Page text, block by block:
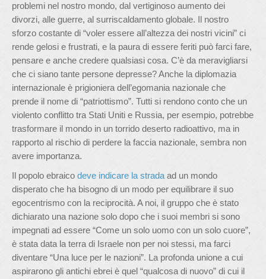
problemi nel nostro mondo, dal vertiginoso aumento dei
divorzi, alle guerre, al surriscaldamento globale. Il nostro
sforzo costante di “voler essere all’altezza dei nostri vicini” ci
rende gelosi e frustrati, e la paura di essere feriti può farci fare,
pensare e anche credere qualsiasi cosa. C’è da meravigliarsi
che ci siano tante persone depresse? Anche la diplomazia
internazionale è prigioniera dell’egomania nazionale che
prende il nome di “patriottismo”. Tutti si rendono conto che un
violento conflitto tra Stati Uniti e Russia, per esempio, potrebbe
trasformare il mondo in un torrido deserto radioattivo, ma in
rapporto al rischio di perdere la faccia nazionale, sembra non
avere importanza.
Il popolo ebraico deve indicare la strada ad un mondo
disperato che ha bisogno di un modo per equilibrare il suo
egocentrismo con la reciprocità. A noi, il gruppo che è stato
dichiarato una nazione solo dopo che i suoi membri si sono
impegnati ad essere “Come un solo uomo con un solo cuore”,
è stata data la terra di Israele non per noi stessi, ma farci
diventare “Una luce per le nazioni”. La profonda unione a cui
aspirarono gli antichi ebrei è quel “qualcosa di nuovo” di cui il